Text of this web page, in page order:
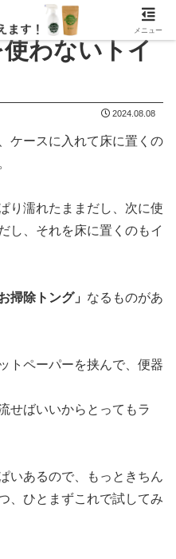
わないトイ
2024.08.08
ケースに入れて床に置くの
り濡れたままだし、次に使
し、それを床に置くのもイ
掃除トング」 なるものがあ
トペーパーを挟んで、便器
せばいいからとってもラ
いあるので、もっときちん
、ひとまずこれで試してみ
メニュー